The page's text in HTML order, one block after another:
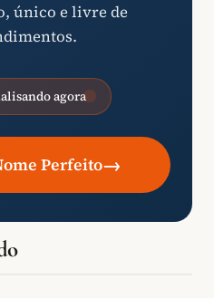
único e livre de
agora
Perfeito→